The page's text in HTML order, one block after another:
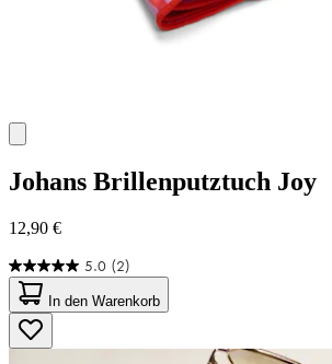
Johans Brillenputztuch Joy
12,90 €
5.0 (2)
5.0
von
5
Sternen.
2
In den Warenkorb